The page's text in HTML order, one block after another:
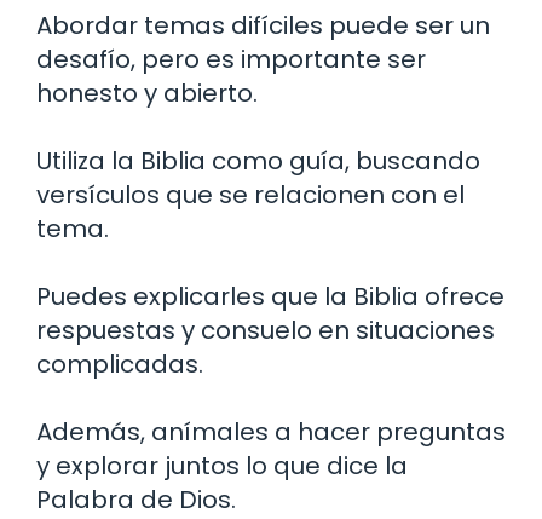
Abordar temas difíciles puede ser un
desafío, pero es importante ser
honesto y abierto.
Utiliza la Biblia como guía, buscando
versículos que se relacionen con el
tema.
Puedes explicarles que la Biblia ofrece
respuestas y consuelo en situaciones
complicadas.
Además, anímales a hacer preguntas
y explorar juntos lo que dice la
Palabra de Dios.